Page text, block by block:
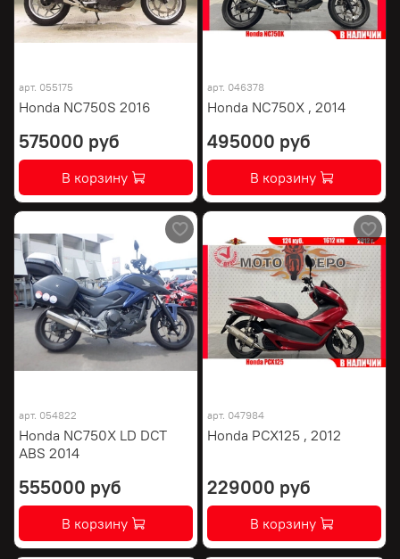
арт. 055175
Honda NC750S 2016
575000 руб
В корзину
арт. 046378
Honda NC750X , 2014
495000 руб
В корзину
арт. 054822
Honda NC750X LD DCT
ABS 2014
555000 руб
В корзину
арт. 047984
Honda PCX125 , 2012
229000 руб
В корзину